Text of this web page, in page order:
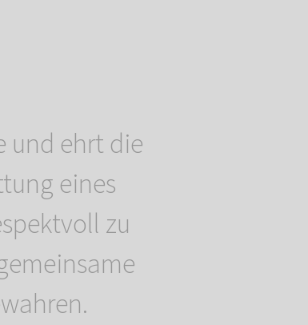
und ehrt die
eines
zu